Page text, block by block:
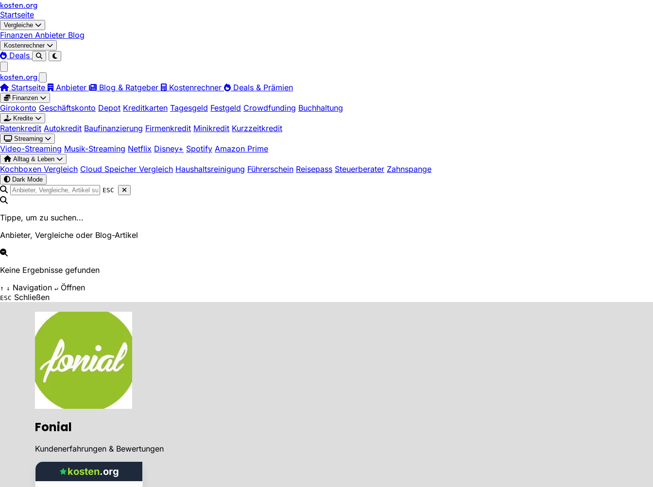
kosten.org
Startseite
Vergleiche
Finanzen Anbieter Blog
Kostenrechner
Deals
kosten.org
Startseite
Anbieter Blog & Ratgeber Kostenrechner Deals & Prämien
Finanzen
Girokonto Geschäftskonto Depot Kreditkarten Tagesgeld Festgeld Crowdfunding Buchhaltung
Kredite
Ratenkredit Autokredit Baufinanzierung Firmenkredit Minikredit Kurzzeitkredit
Streaming
Video-Streaming Musik-Streaming Netflix Disney+ Spotify Amazon Prime
Alltag & Leben
Kochboxen Vergleich Cloud Speicher Vergleich Haushaltsreinigung Führerschein Reisepass Steuerberater Zahnspange
Dark Mode
ESC
Tippe, um zu suchen...
Anbieter, Vergleiche oder Blog-Artikel
Keine Ergebnisse gefunden
↑ ↓ Navigation ↵ Öffnen
ESC Schließen
Fonial
Kundenerfahrungen & Bewertungen
kosten.org